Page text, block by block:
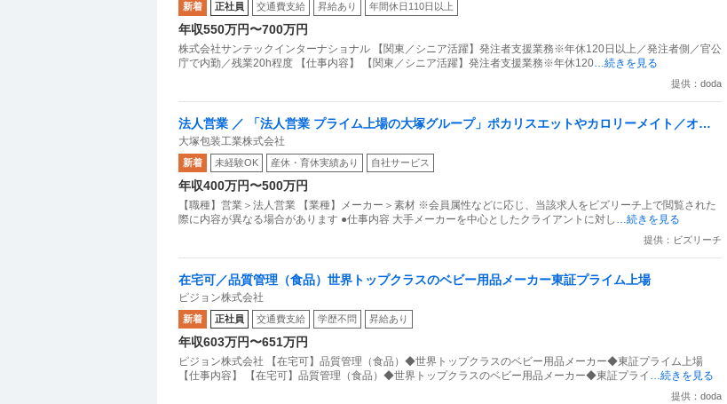
新着 正社員 交通費支給 昇給あり 年間休日110日以上
年収550万円〜700万円
株式会社サンテックインターナショナル 【関東／シニア活躍】発注者支援業務※年休120日以上／発注者側／官公
庁で内勤／残業20h程度 【仕事内容】 【関東／シニア活躍】発注者支援業務※年休120…続きを見る
提供：doda
法人営業 ／ 「法人営業 プライム上場の大塚グループ」ポカリスエットやカロリーメイト／オロ
ナインH軟膏などでおなじみの「大塚グループ」のパッケージを一手に担う企業／医薬品や食品の
「品質」を守るパッケージ提案／賞与4.5ヶ月／別途15万円支給を10年継続中／年休112日以上・
住宅手当・持株会など充実の待遇
大塚包装工業株式会社
新着 未経験OK 産休・育休実績あり 自社サービス
年収400万円〜500万円
【職種】営業＞法人営業 【業種】メーカー＞素材 ※会員属性などに応じ、当該求人をビズリーチ上で閲覧された
際に内容が異なる場合があります ●仕事内容 大手メーカーを中心としたクライアントに対し …続きを見る
提供：ビズリーチ
在宅可／品質管理（食品）世界トップクラスのベビー用品メーカー東証プライム上場
ピジョン株式会社
新着 正社員 交通費支給 学歴不問 昇給あり
年収603万円〜651万円
ピジョン株式会社 【在宅可】品質管理（食品）◆世界トップクラスのベビー用品メーカー◆東証プライム上場
【仕事内容】 【在宅可】品質管理（食品）◆世界トップクラスのベビー用品メーカー◆東証プライ …続きを見る
提供：doda